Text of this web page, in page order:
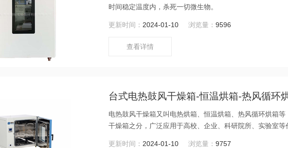
时间稳定温度内，杀死一切微生物。
更新时间： 2024-01-10 浏览量：9596
查看详情
台式电热鼓风干燥箱-恒温烘箱-热风循环
电热鼓风干燥箱又叫电热烘箱、恒温烘箱、热风循环烘箱
干燥箱之分，广泛应用于高校、企业、科研院所、实验室等
更新时间： 2024-01-10 浏览量：9757